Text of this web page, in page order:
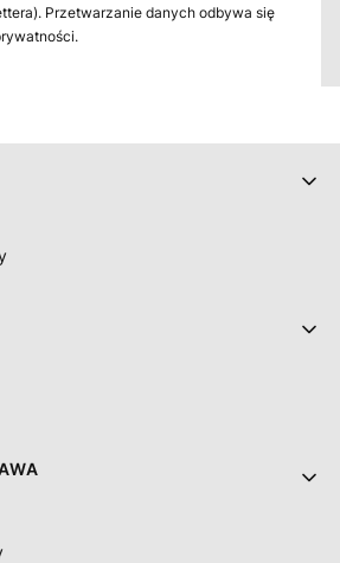
Przetwarzanie danych odbywa się